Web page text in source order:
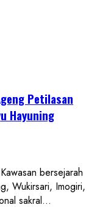
Petilasan
Hayuning
bersejarah
Wukirsari, Imogiri,
sakral...